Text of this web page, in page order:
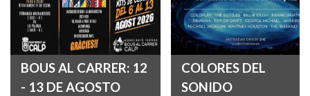
BOUS AL CARRER: 12
- 13 DE AGOSTO
COLORES DEL
SONIDO